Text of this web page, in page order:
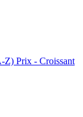
Z) Prix - Croissant